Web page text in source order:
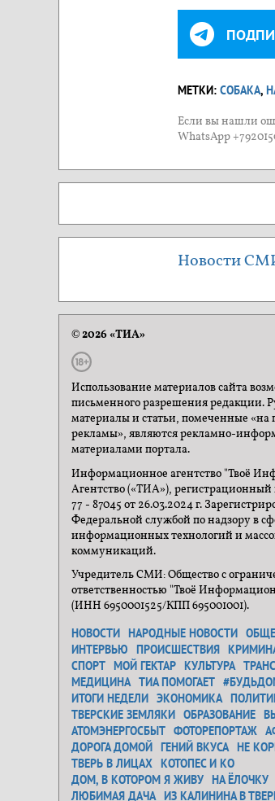
МЕТКИ: СОБАКА,
Если вы нашли
WhatsApp
Новости
© 2026 «ТИА»
Использование материалов сайта
письменного разрешения редакции.
материалы и статьи, помеченные «на
рекламы», являются рекламно-
материалами портала.
Информационное агентство "Твоё
Агентство («ТИА»),
77 - 87045 от 26.03.2024 г.
Федеральной службой по надзору в
информационных технологий и
коммуникаций.
Учредитель СМИ: Общество с
ответственностью "Твоё
(ИНН 6950001525/КПП 695001001).
НОВОСТИ НАРОДНЫЕ НОВОСТИ
ИНТЕРВЬЮ
ПРОИСШЕСТВИЯ
СПОРТ МОЙ ГЕКТАР КУЛЬТУРА
МЕДИЦИНА ТИА ПОМОГАЕТ
ИТОГИ НЕДЕЛИ ЭКОНОМИКА
ТВЕРСКИЕ ЗЕМЛЯКИ ОБРАЗОВАНИЕ
АТОМЭНЕРГОСБЫТ ФОТОРЕПОРТАЖ
ДОРОГА ДОМОЙ ГЕНИЙ ВКУСА НЕ
ТВЕРЬ В ЛИЦАХ КОТОПЕС И КО
ДОМ, В КОТОРОМ Я ЖИВУ НА ЁЛОЧКУ
ЛЮБИМАЯ ДАЧА ИЗ КАЛИНИНА В